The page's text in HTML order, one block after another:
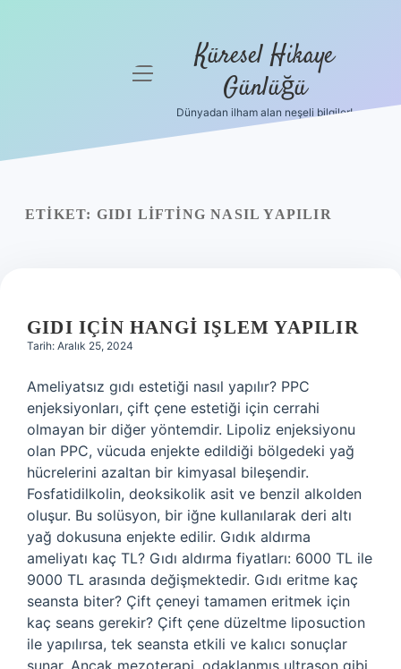
menüyü
Küresel Hikaye
Günlüğü
Dünyadan ilham alan neşeli bilgiler!
ETIKET: GIDI LIFTING NASIL YAPILIR
GIDI IÇIN HANGI IŞLEM YAPILIR
Tarih: Aralık 25, 2024
Ameliyatsız gıdı estetiği nasıl yapılır? PPC
enjeksiyonları, çift çene estetiği için cerrahi
olmayan bir diğer yöntemdir. Lipoliz enjeksiyonu
olan PPC, vücuda enjekte edildiği bölgedeki yağ
hücrelerini azaltan bir kimyasal bileşendir.
Fosfatidilkolin, deoksikolik asit ve benzil alkolden
oluşur. Bu solüsyon, bir iğne kullanılarak deri altı
yağ dokusuna enjekte edilir. Gıdık aldırma
ameliyatı kaç TL? Gıdı aldırma fiyatları: 6000 TL ile
9000 TL arasında değişmektedir. Gıdı eritme kaç
seansta biter? Çift çeneyi tamamen eritmek için
kaç seans gerekir? Çift çene düzeltme liposuction
ile yapılırsa, tek seansta etkili ve kalıcı sonuçlar
sunar. Ancak mezoterapi, odaklanmış ultrason gibi